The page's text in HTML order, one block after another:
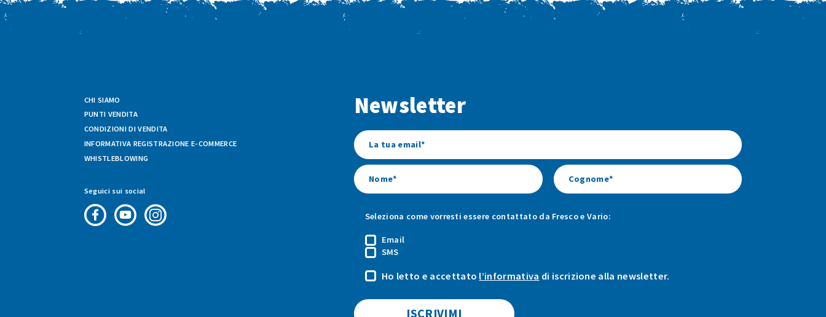
CHI SIAMO
PUNTI VENDITA
CONDIZIONI DI VENDITA
INFORMATIVA REGISTRAZIONE E-COMMERCE
WHISTLEBLOWING
Seguici sui social
Newsletter
Seleziona come vorresti essere contattato da Fresco e Vario:
Email
SMS
Ho letto e accettato l’informativa di iscrizione alla newsletter.